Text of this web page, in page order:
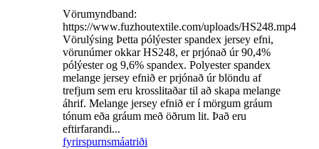
Vörumyndband:
https://www.fuzhoutextile.com/uploads/HS248.mp4
Vörulýsing Þetta pólýester spandex jersey efni,
vörunúmer okkar HS248, er prjónað úr 90,4%
pólýester og 9,6% spandex. Polyester spandex
melange jersey efnið er prjónað úr blöndu af
trefjum sem eru krosslitaðar til að skapa melange
áhrif. Melange jersey efnið er í mörgum gráum
tónum eða gráum með öðrum lit. Það eru
eftirfarandi...
fyrirspurnsmáatriði